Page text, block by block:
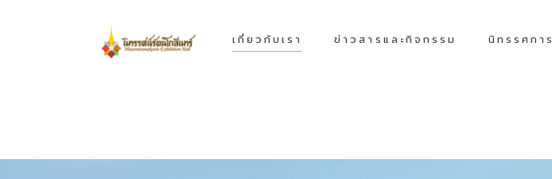
เกี่ยวกับเรา ข่าวสารและกิจกรรม นิทรรศการ